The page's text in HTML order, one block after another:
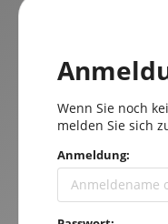
Wenn Sie noch
melden Sie sich
Anmeldung: